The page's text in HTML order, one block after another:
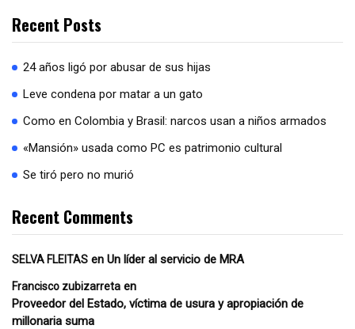
Recent Posts
24 años ligó por abusar de sus hijas
Leve condena por matar a un gato
Como en Colombia y Brasil: narcos usan a niños armados
«Mansión» usada como PC es patrimonio cultural
Se tiró pero no murió
Recent Comments
SELVA FLEITAS en Un líder al servicio de MRA
Francisco zubizarreta en
Proveedor del Estado, víctima de usura y apropiación de
millonaria suma